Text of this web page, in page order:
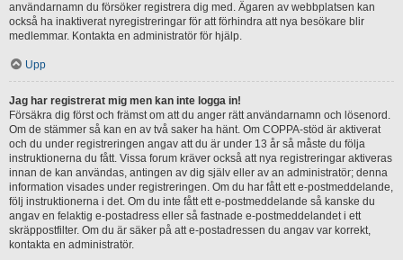
användarnamn du försöker registrera dig med. Ägaren av webbplatsen kan
också ha inaktiverat nyregistreringar för att förhindra att nya besökare blir
medlemmar. Kontakta en administratör för hjälp.
Upp
Jag har registrerat mig men kan inte logga in!
Försäkra dig först och främst om att du anger rätt användarnamn och lösenord.
Om de stämmer så kan en av två saker ha hänt. Om COPPA-stöd är aktiverat
och du under registreringen angav att du är under 13 år så måste du följa
instruktionerna du fått. Vissa forum kräver också att nya registreringar aktiveras
innan de kan användas, antingen av dig själv eller av an administratör; denna
information visades under registreringen. Om du har fått ett e-postmeddelande,
följ instruktionerna i det. Om du inte fått ett e-postmeddelande så kanske du
angav en felaktig e-postadress eller så fastnade e-postmeddelandet i ett
skräppostfilter. Om du är säker på att e-postadressen du angav var korrekt,
kontakta en administratör.